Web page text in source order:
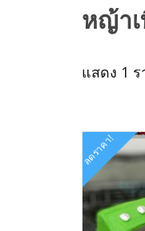
หญ้า
แสดง 1 ร
ลดราคา!